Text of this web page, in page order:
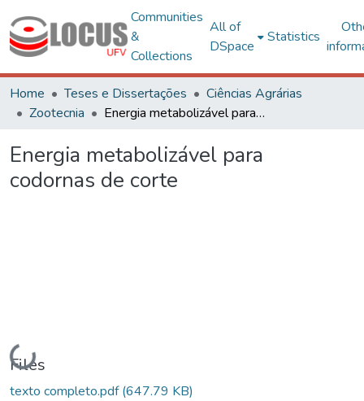
Communities
&
Collections
All of
DSpace
Statistics
Home Teses e Dissertações
Ciências Agrárias
Zootecnia
Energia metabolizável para codornas de corte
Energia metabolizável para
codornas de corte
Loading...
Files
texto completo.pdf(647.79 KB)